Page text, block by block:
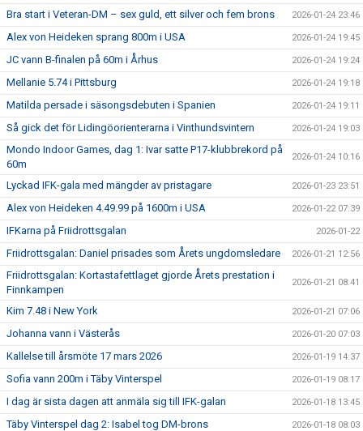
Bra start i Veteran-DM – sex guld, ett silver och fem brons 2026-01-24 23:46
Alex von Heideken sprang 800m i USA 2026-01-24 19:45
JC vann B-finalen på 60m i Århus 2026-01-24 19:24
Mellanie 5.74 i Pittsburg 2026-01-24 19:18
Matilda persade i säsongsdebuten i Spanien 2026-01-24 19:11
Så gick det för Lidingöorienterarna i Vinthundsvintern 2026-01-24 19:03
Mondo Indoor Games, dag 1: Ivar satte P17-klubbrekord på
60m
2026-01-24 10:16
Lyckad IFK-gala med mängder av pristagare 2026-01-23 23:51
Alex von Heideken 4.49.99 på 1600m i USA 2026-01-22 07:39
IFKarna på Friidrottsgalan 2026-01-22
Friidrottsgalan: Daniel prisades som Årets ungdomsledare 2026-01-21 12:56
Friidrottsgalan: Kortastafettlaget gjorde Årets prestation i
Finnkampen
2026-01-21 08:41
Kim 7.48 i New York 2026-01-21 07:06
Johanna vann i Västerås 2026-01-20 07:03
Kallelse till årsmöte 17 mars 2026 2026-01-19 14:37
Sofia vann 200m i Täby Vinterspel 2026-01-19 08:17
I dag är sista dagen att anmäla sig till IFK-galan 2026-01-18 13:45
Täby Vinterspel dag 2: Isabel tog DM-brons 2026-01-18 08:03